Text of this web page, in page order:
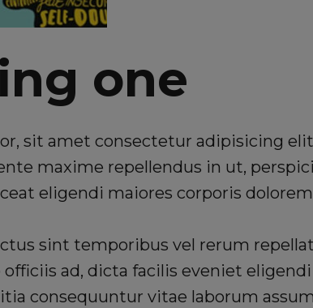
one
sit amet consectetur adipisicing
maxime repellendus in ut,
eligendi maiores corporis
sint temporibus vel rerum
ad, dicta facilis eveniet
consequuntur vitae laborum